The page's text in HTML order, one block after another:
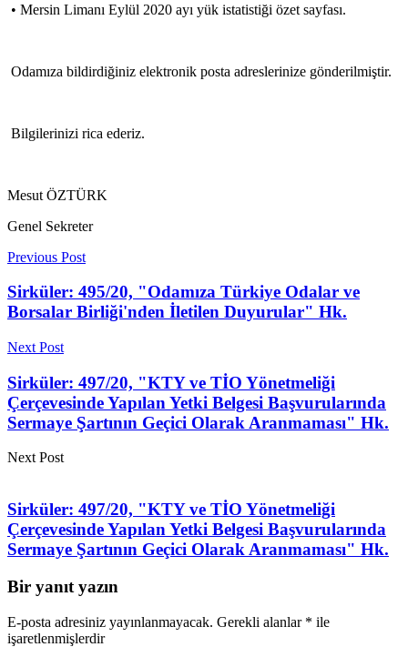
• Mersin Limanı Eylül 2020 ayı yük istatistiği özet sayfası.
Odamıza bildirdiğiniz elektronik posta adreslerinize gönderilmiştir.
Bilgilerinizi rica ederiz.
Mesut ÖZTÜRK
Genel Sekreter
Previous Post
Sirküler: 495/20, "Odamıza Türkiye Odalar ve
Borsalar Birliği'nden İletilen Duyurular" Hk.
Next Post
Sirküler: 497/20, "KTY ve TİO Yönetmeliği
Çerçevesinde Yapılan Yetki Belgesi Başvurularında
Sermaye Şartının Geçici Olarak Aranmaması" Hk.
Next Post
Sirküler: 497/20, "KTY ve TİO Yönetmeliği
Çerçevesinde Yapılan Yetki Belgesi Başvurularında
Sermaye Şartının Geçici Olarak Aranmaması" Hk.
Bir yanıt yazın
E-posta adresiniz yayınlanmayacak. Gerekli alanlar * ile
işaretlenmişlerdir